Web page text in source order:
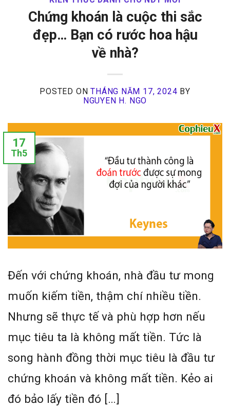
Chứng khoán là cuộc thi sắc
đẹp… Bạn có rước hoa hậu
về nhà?
POSTED ONTHÁNG NĂM 17, 2024 BY
NGUYEN H. NGO
17
Th5
Đến với chứng khoán, nhà đầu tư mong
muốn kiếm tiền, thậm chí nhiều tiền.
Nhưng sẽ thực tế và phù hợp hơn nếu
mục tiêu ta là không mất tiền. Tức là
song hành đồng thời mục tiêu là đầu tư
chứng khoán và không mất tiền. Kẻo ai
đó bảo lấy tiền đó […]